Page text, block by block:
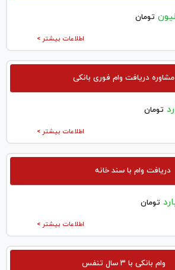
تومان
اطلاعات بیشتر >
مشاوره دریافت وام فوری بانکی
تومان
اطلاعات بیشتر >
دریافت وام با سند خانه
تومان
اطلاعات بیشتر >
وام بانکی با ۳ سال تنفس